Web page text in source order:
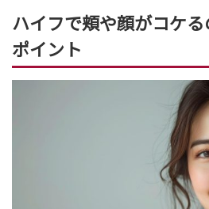
ハイフで頬や顔がコケ
ポイント